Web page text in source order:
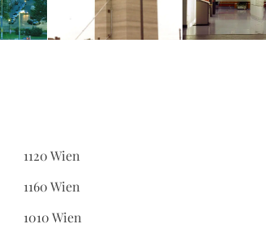
1120 Wien
1160 Wien
1010 Wien